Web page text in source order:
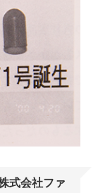
式会社ファ